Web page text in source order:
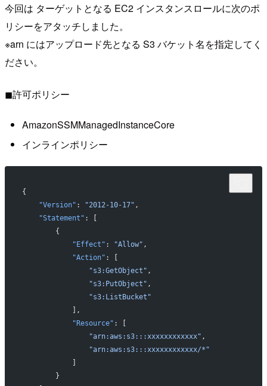
今回は ターゲットとなる EC2 インスタンスロールに次のポ
リシーをアタッチしました。
※arn にはアップロード先となる S3 バケット名を指定してく
ださい。
◼︎許可ポリシー
AmazonSSMManagedInstanceCore
インラインポリシー
{
    "Version"
: "2012-10-17" ,
    "Statement"
: [
        {
            "Effect"
: "Allow" ,
            "Action"
: [
                "s3:GetObject"
,
                "s3:PutObject"
,
                "s3:ListBucket"
            ],
            "Resource"
: [
                "arn:aws:s3:::xxxxxxxxxxxx"
,
                "arn:aws:s3:::xxxxxxxxxxxx/*"
            ]
        }